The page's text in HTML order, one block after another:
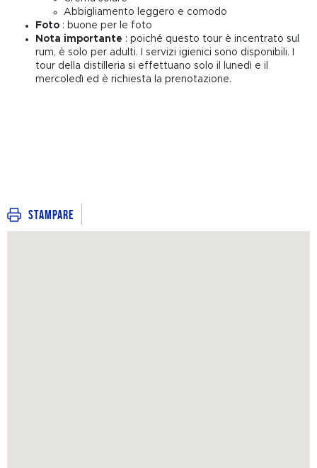
Abbigliamento leggero e comodo
Foto : buone per le foto
Nota importante : poiché questo tour è incentrato sul
rum, è solo per adulti. I servizi igienici sono disponibili. I
tour della distilleria si effettuano solo il lunedì e il
mercoledì ed è richiesta la prenotazione.
Stampare